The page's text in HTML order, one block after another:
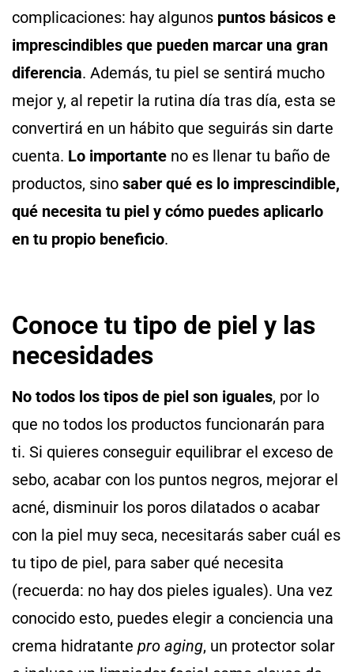
complicaciones: hay algunos puntos básicos e
imprescindibles que pueden marcar una gran
diferencia. Además, tu piel se sentirá mucho
mejor y, al repetir la rutina día tras día, esta se
convertirá en un hábito que seguirás sin darte
cuenta. Lo importante no es llenar tu baño de
productos, sino saber qué es lo imprescindible,
qué necesita tu piel y cómo puedes aplicarlo
en tu propio beneficio.
Conoce tu tipo de piel y las
necesidades
No todos los tipos de piel son iguales, por lo
que no todos los productos funcionarán para
ti. Si quieres conseguir equilibrar el exceso de
sebo, acabar con los puntos negros, mejorar el
acné, disminuir los poros dilatados o acabar
con la piel muy seca, necesitarás saber cuál es
tu tipo de piel, para saber qué necesita
(recuerda: no hay dos pieles iguales). Una vez
conocido esto, puedes elegir a conciencia una
crema hidratante pro aging, un protector solar